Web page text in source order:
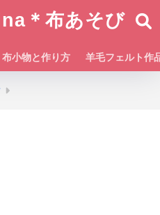
＊布あそび
布小物と作り方 羊毛フェルト作